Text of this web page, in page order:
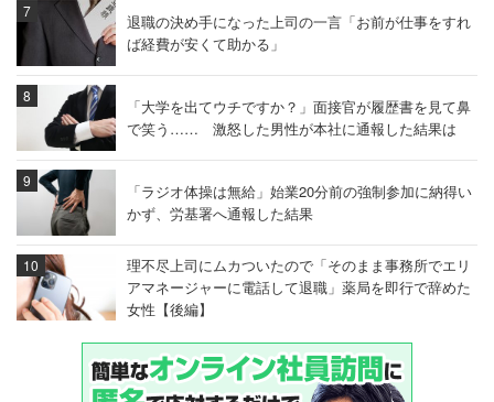
退職の決め手になった上司の一言「お前が仕事をすれ
ば経費が安くて助かる」
「大学を出てウチですか？」面接官が履歴書を見て鼻
で笑う…… 激怒した男性が本社に通報した結果は
「ラジオ体操は無給」始業20分前の強制参加に納得い
かず、労基署へ通報した結果
理不尽上司にムカついたので「そのまま事務所でエリ
アマネージャーに電話して退職」薬局を即行で辞めた
女性【後編】